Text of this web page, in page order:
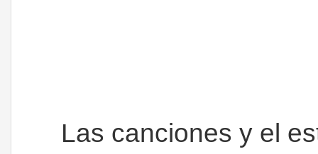
Las canciones y el